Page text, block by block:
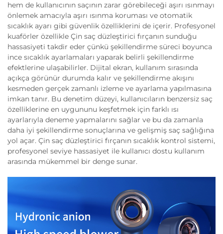
hem de kullanıcının saçının zarar görebileceği aşırı ısınmayı
önlemek amacıyla aşırı ısınma koruması ve otomatik
sıcaklık ayarı gibi güvenlik özelliklerini de içerir. Profesyonel
kuaförler özellikle Çin saç düzleştirici fırçanın sunduğu
hassasiyeti takdir eder çünkü şekillendirme süreci boyunca
ince sıcaklık ayarlamaları yaparak belirli şekillendirme
efektlerine ulaşabilirler. Dijital ekran, kullanım sırasında
açıkça görünür durumda kalır ve şekillendirme akışını
kesmeden gerçek zamanlı izleme ve ayarlama yapılmasına
imkan tanır. Bu denetim düzeyi, kullanıcıların benzersiz saç
özelliklerine en uygununu keşfetmek için farklı ısı
ayarlarıyla deneme yapmalarını sağlar ve bu da zamanla
daha iyi şekillendirme sonuçlarına ve gelişmiş saç sağlığına
yol açar. Çin saç düzleştirici fırçanın sıcaklık kontrol sistemi,
profesyonel seviye hassasiyet ile kullanıcı dostu kullanım
arasında mükemmel bir denge sunar.